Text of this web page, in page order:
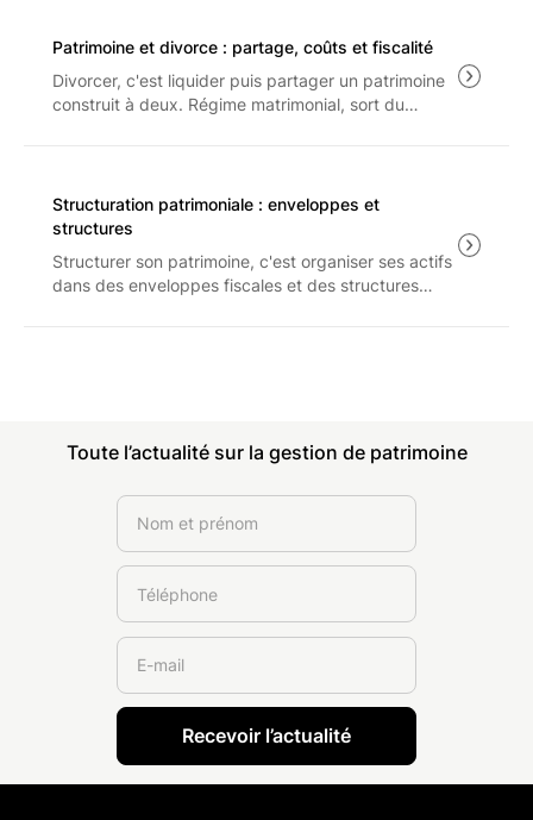
Patrimoine et divorce : partage, coûts et fiscalité
Divorcer, c'est liquider puis partager un patrimoine
construit à deux. Régime matrimonial, sort du
Structuration patrimoniale : enveloppes et
structures
Structurer son patrimoine, c'est organiser ses actifs
dans des enveloppes fiscales et des structures
Toute l’actualité sur la gestion de patrimoine